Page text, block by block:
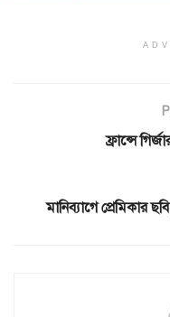
ফ্রান্সে
মানিব্যাগে প্রেমিকার